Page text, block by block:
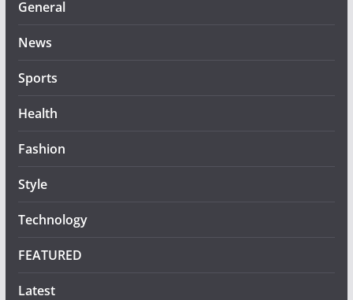
General
News
Sports
Health
Fashion
Style
Technology
FEATURED
Latest